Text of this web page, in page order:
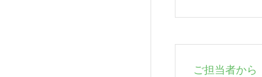
ご担当者から